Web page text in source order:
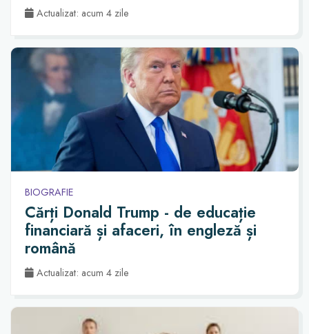
Actualizat: acum 4 zile
BIOGRAFIE
Cărți Donald Trump - de educație
financiară și afaceri, în engleză și
română
Actualizat: acum 4 zile